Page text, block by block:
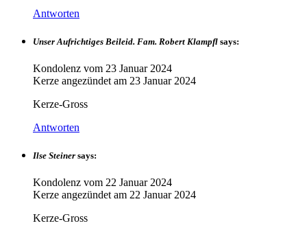
Antworten
Unser Aufrichtiges Beileid. Fam. Robert Klampfl says:
Kondolenz vom 23 Januar 2024
Kerze angezündet am 23 Januar 2024
Kerze-Gross
Antworten
Ilse Steiner says:
Kondolenz vom 22 Januar 2024
Kerze angezündet am 22 Januar 2024
Kerze-Gross